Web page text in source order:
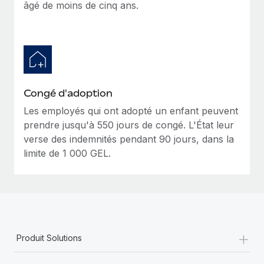
âgé de moins de cinq ans.
Congé d'adoption
Les employés qui ont adopté un enfant peuvent
prendre jusqu'à 550 jours de congé. L'État leur
verse des indemnités pendant 90 jours, dans la
limite de 1 000 GEL.
Produit Solutions
+